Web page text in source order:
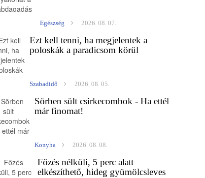
Egészség 2026. 08. 07.
Ezt kell tenni, ha megjelentek a
poloskák a paradicsom körül
Szabadidő 2026. 08. 05.
Sörben sült csirkecombok - Ha ettél
már finomat!
Konyha 2026. 08. 08.
Főzés nélküli, 5 perc alatt
elkészíthető, hideg gyümölcsleves